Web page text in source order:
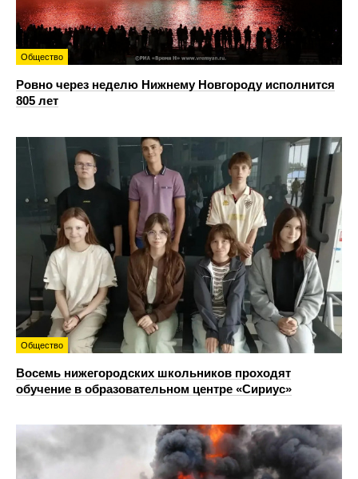
Общество
Ровно через неделю Нижнему Новгороду исполнится
805 лет
Общество
Восемь нижегородских школьников проходят
обучение в образовательном центре «Сириус»